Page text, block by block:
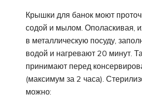
Крышки для банок моют
содой и мылом. Ополаскивая,
в металлическую посуду,
водой и нагревают 20 минут.
принимают перед
(максимум за 2 часа).
можно: